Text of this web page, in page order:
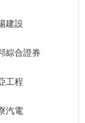
建設
綜合證券
工程
汽電